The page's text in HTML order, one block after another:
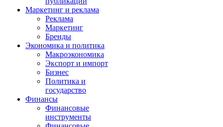
Маркетинг и реклама
Реклама
Маркетинг
Бренды
Экономика и политика
Макроэкономика
Экспорт и импорт
Бизнес
Политика и
государство
Финансы
Финансовые
инструменты